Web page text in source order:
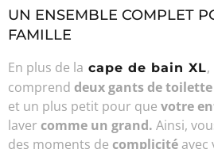
UN ENSEMBLE COMPLET
FAMILLE
En plus de la cape de bain XL
comprend deux gants de toilette
et un plus petit pour que votre
laver comme un grand. Ainsi,
des moments de complicité avec